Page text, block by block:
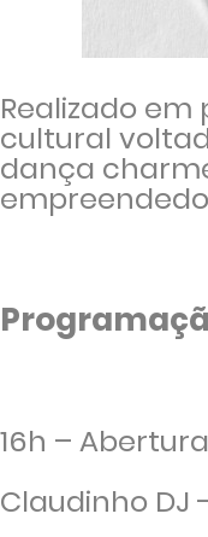
Realizado em
cultural
dança
16h –
Claudinho DJ -